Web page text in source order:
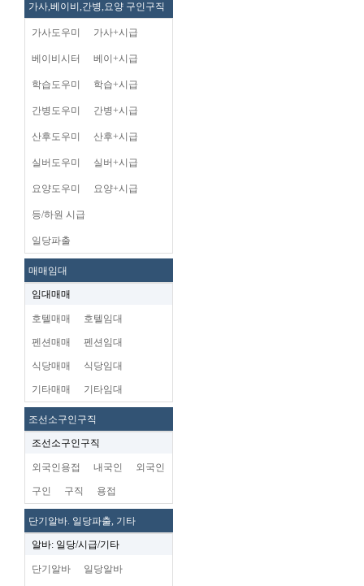
가사,베이비,간병,요양 구인구직
가사도우미 가사+시급
베이비시터 베이+시급
학습도우미 학습+시급
간병도우미 간병+시급
산후도우미 산후+시급
실버도우미 실버+시급
요양도우미 요양+시급
등/하원 시급
일당파출
매매임대
임대매매
호텔매매 호텔임대
펜션매매 펜션임대
식당매매 식당임대
기타매매 기타임대
조선소구인구직
조선소구인구직
외국인용접 내국인 외국인
구인 구직 용접
단기알바. 일당파출, 기타
알바: 일당/시급/기타
단기알바 일당알바